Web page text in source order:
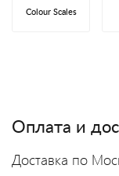
Colour Scales
Оплата и
Доставка по